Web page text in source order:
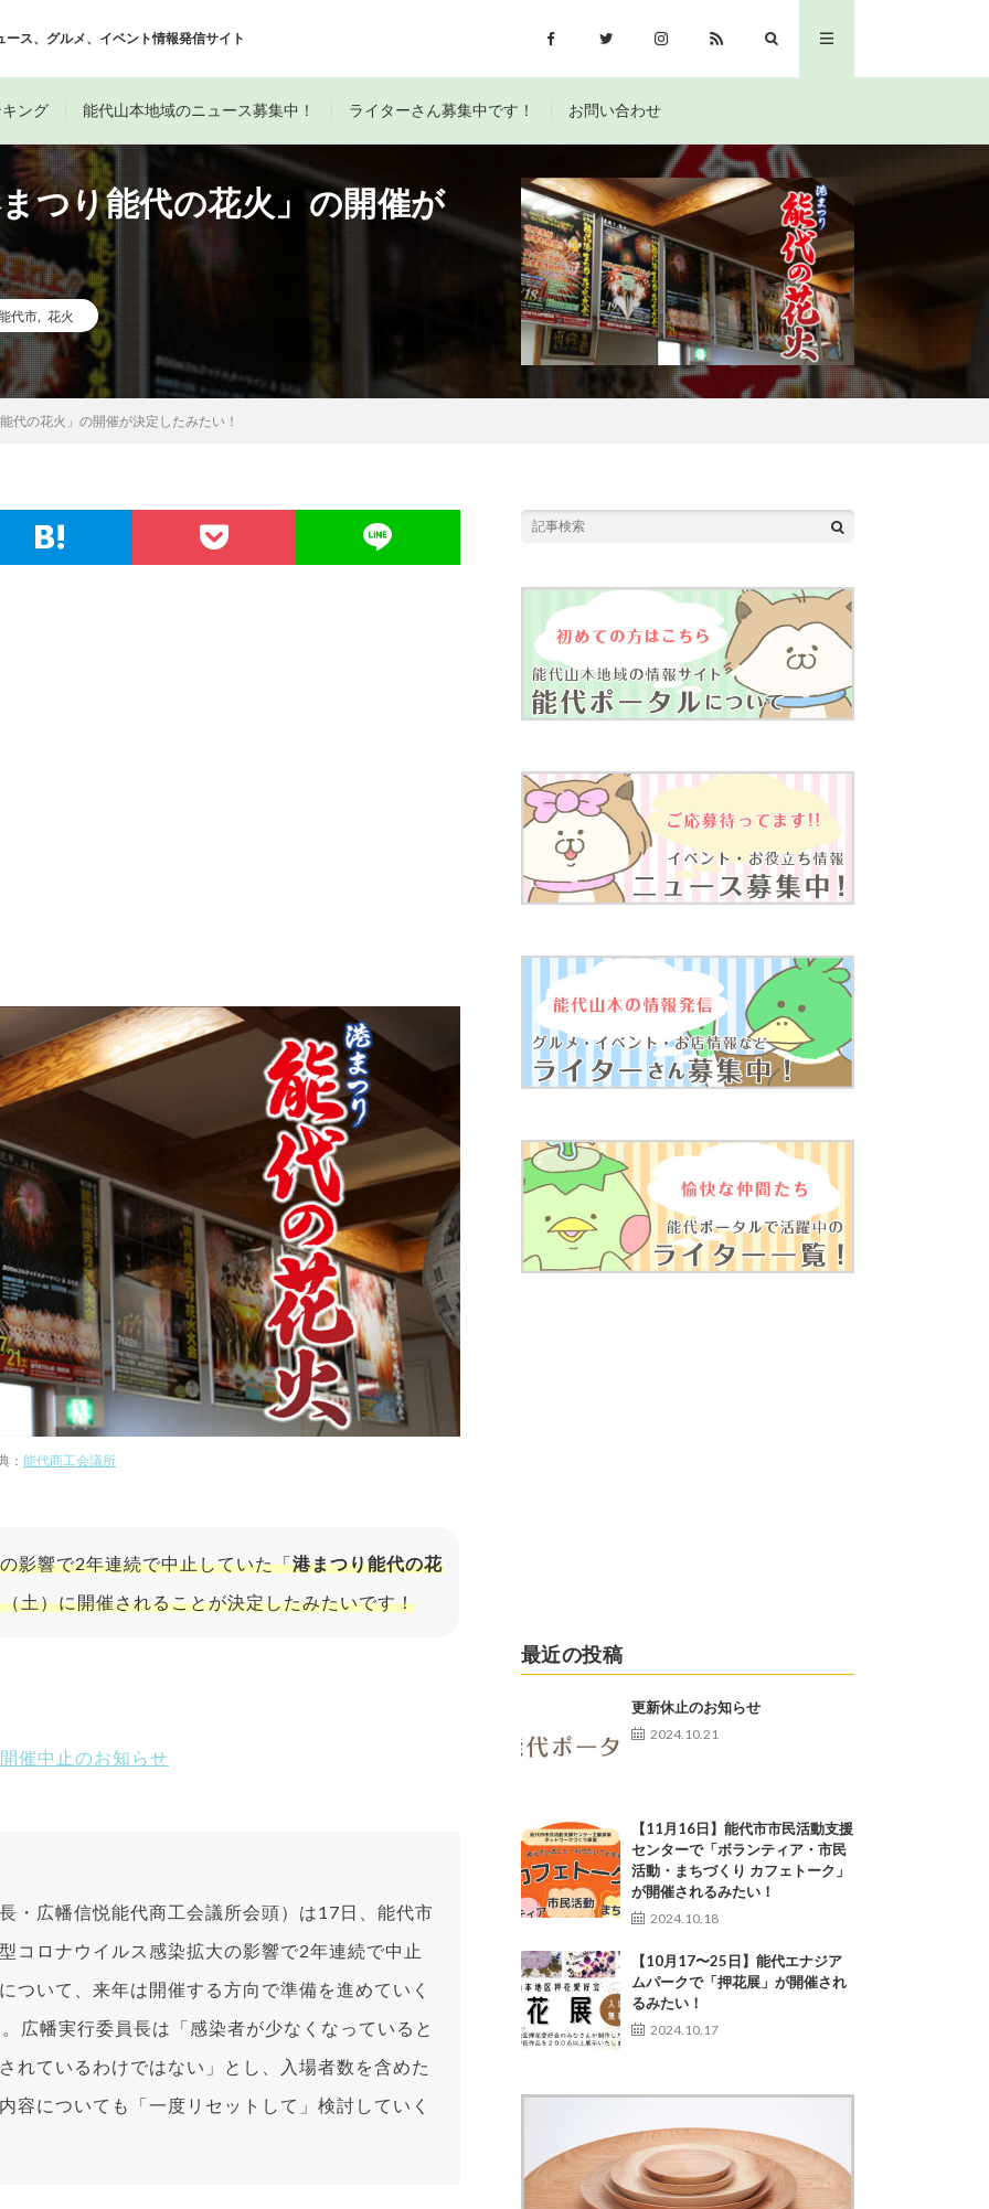
ス、グルメ、イベント情報発信サイト
ング 能代山本地域のニュース募集中！ ライターさん募集中です！ お問い合わせ
つり能代の花火」の開催が
代市 花火
代の花火」の開催が決定したみたい！
：能代商工会議所
影響で2年連続で中止していた「港まつり能代の花
土）に開催されることが決定したみたいです！
催中止のお知らせ
・広幡信悦能代商工会議所会頭）は17日、能代市
コロナウイルス感染拡大の影響で2年連続で中止
ついて、来年は開催する方向で準備を進めていく
広幡実行委員長は「感染者が少なくなっていると
れているわけではない」とし、入場者数を含めた
容についても「一度リセットして」検討していく
最近の投稿
更新休止のお知らせ
2024.10.21
【11月16日】能代市市民活動支援
センターで「ボランティア・市民
活動・まちづくり カフェトーク」
が開催されるみたい！
2024.10.18
【10月17〜25日】能代エナジア
ムパークで「押花展」が開催され
るみたい！
2024.10.17